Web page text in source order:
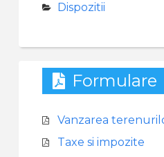
Dispozitii
Formulare
Vanzarea
Taxe si impozite